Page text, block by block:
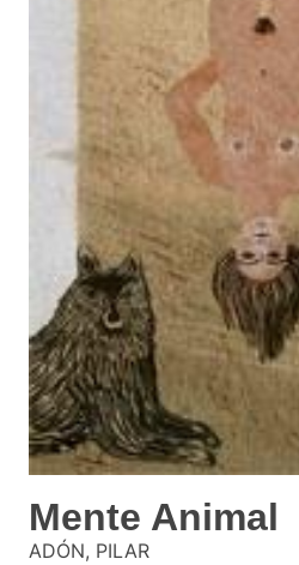
Mente Animal
ADÓN, PILAR